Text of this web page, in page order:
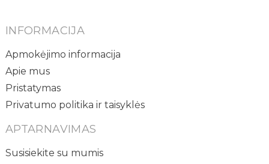
INFORMACIJA
Apmokėjimo informacija
Apie mus
Pristatymas
Privatumo politika ir taisyklės
APTARNAVIMAS
Susisiekite su mumis